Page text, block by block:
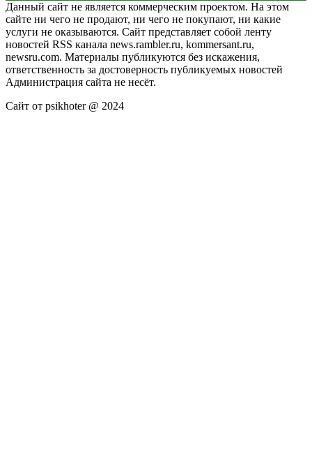
Данный сайт не является коммерческим проектом. На этом
сайте ни чего не продают, ни чего не покупают, ни какие
услуги не оказываются. Сайт представляет собой ленту
новостей RSS канала news.rambler.ru, kommersant.ru,
newsru.com. Материалы публикуются без искажения,
ответственность за достоверность публикуемых новостей
Администрация сайта не несёт.
Сайт от psikhoter @ 2024